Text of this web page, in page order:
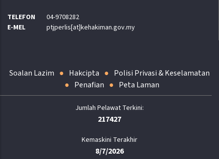
TELEFON
04-9708282
E-MEL
ptjperlis[at]kehakiman.gov.my
Soalan Lazim Hakcipta
Polisi Privasi & Keselamatan
Penafian
Peta Laman
217427
Kemaskini Terakhir
8/7/2026